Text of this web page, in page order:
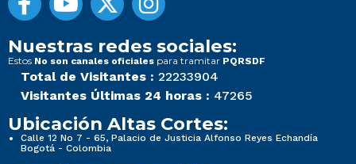
Nuestras redes sociales:
Estos No son canales oficiales para tramitar PQRSDF
Total de Visitantes : 22233904
Visitantes Últimas 24 horas : 47265
Ubicación Altas Cortes:
Calle 12 No 7 - 65, Palacio de Justicia Alfonso Reyes Echandía
Bogotá - Colombia